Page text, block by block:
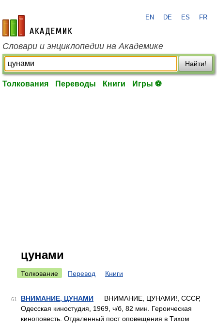
academic.ru
EN DE ES FR
Словари и энциклопедии на Академике
Найти!
Толкования Переводы Книги Игры ⚽
цунами
Толкование Перевод Книги
61 ВНИМАНИЕ, ЦУНАМИ — ВНИМАНИЕ, ЦУНАМИ!, СССР,
Одесская киностудия, 1969, ч/б, 82 мин. Героическая
киноповесть. Отдаленный пост оповещения в Тихом